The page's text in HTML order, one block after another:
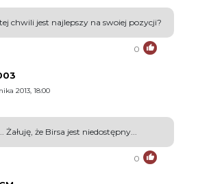
chwili jest najlepszy na swoiej pozycji?
0
2013, 18:00
Żałuję, że Birsa jest niedostępny...
0